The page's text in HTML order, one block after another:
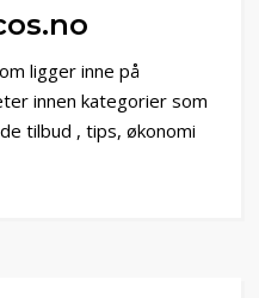
ligger inne på
innen kategorier som
tilbud , tips, økonomi